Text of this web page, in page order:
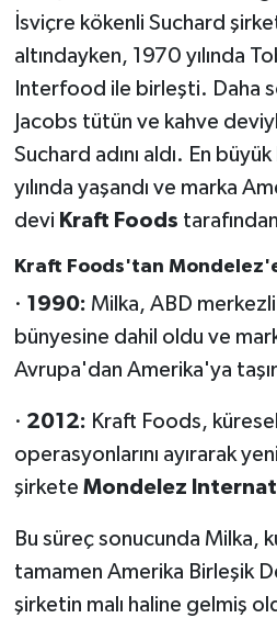
İsviçre kökenli Suchard
altındayken, 1970 yılında
Interfood ile birleşti. Daha
Jacobs tütün ve kahve
Suchard adını aldı. En
yılında yaşandı ve marka
devi Kraft Foods tarafından
Kraft Foods'tan
· 1990: Milka, ABD
bünyesine dahil oldu ve
Avrupa'dan Amerika'ya
· 2012: Kraft Foods, küresel
operasyonlarını ayırarak
şirkete Mondelez
Bu süreç sonucunda Milka,
tamamen Amerika Birleşik
şirketin malı haline gelmiş